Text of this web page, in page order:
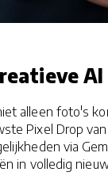
alleen foto's
Pixel Drop
via
in volledig